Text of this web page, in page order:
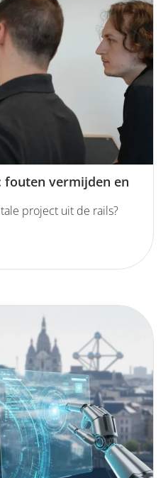
fouten vermijden en
project uit de rails?